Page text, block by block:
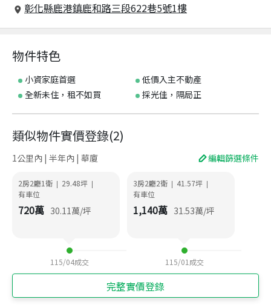
彰化縣鹿港鎮鹿和路三段622巷5號1樓
物件特色
小資家庭首選
低價入主不動產
全新未住，租不如買
採光佳，隔局正
類似物件實價登錄(2)
1公里內 | 半年內 | 華廈 編輯篩選條件
2房2廳1衛 | 29.48坪 |
有車位
720萬 30.11萬/坪
115/04成交
3房2廳2衛 | 41.57坪 |
有車位
1,140萬 31.53萬/坪
115/01 成交
完整實價登錄